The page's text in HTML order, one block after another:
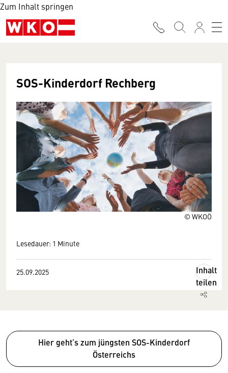
Zum Inhalt springen
© WKOÖ
SOS-Kinderdorf Rechberg
Lesedauer: 1 Minute
25.09.2025
Inhalt
teilen
Hier geht’s zum jüngsten SOS-Kinderdorf
Österreichs